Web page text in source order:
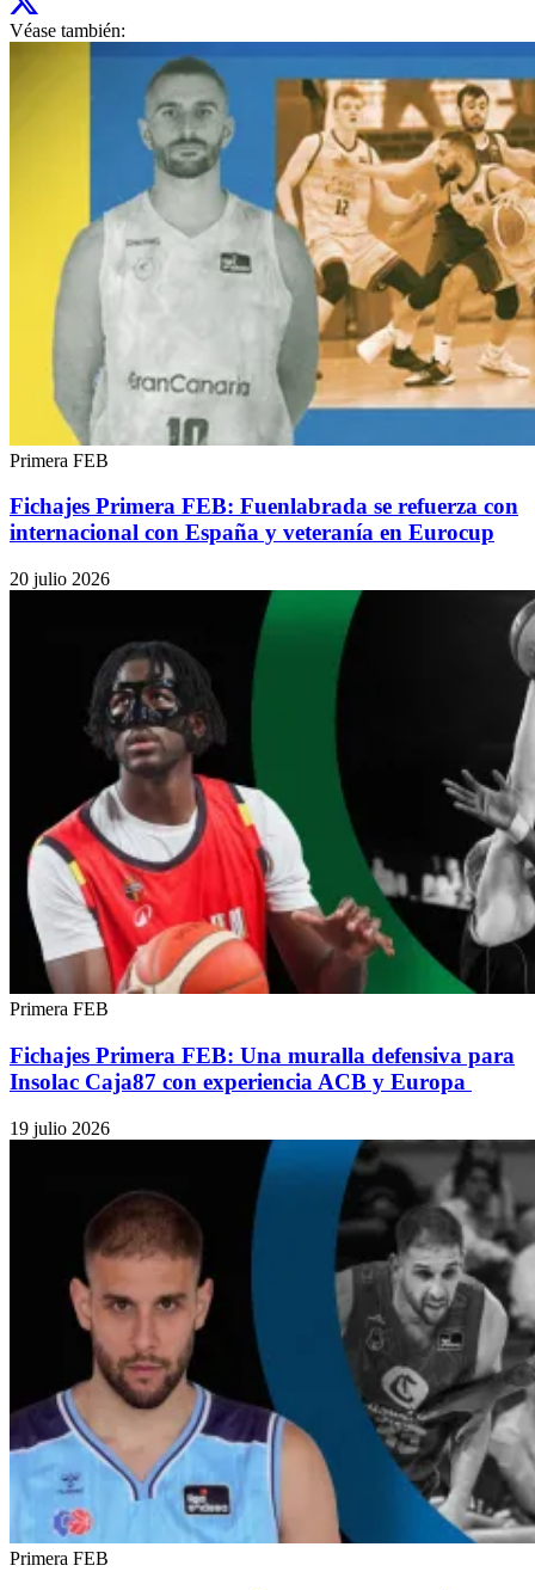
Véase también:
Primera FEB
Fichajes Primera FEB: Fuenlabrada se refuerza con
internacional con España y veteranía en Eurocup
20 julio 2026
Primera FEB
Fichajes Primera FEB: Una muralla defensiva para
Insolac Caja87 con experiencia ACB y Europa
19 julio 2026
Primera FEB